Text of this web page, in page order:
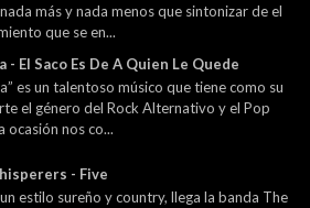
más y nada menos que sintonizar de el
que se en...
- El Saco Es De A Quien Le Quede
es un talentoso músico que tiene como su
el género del Rock Alternativo y el Pop
ocasión nos co...
- Five
estilo sureño y country, llega la banda The